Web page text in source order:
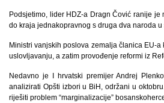
Podsjetimo, lider HDZ-a Dragn Čović ranije
do kraja jednakopravnog s druga dva naroda
Ministri vanjskih poslova zemalja članica EU-
uslovljavanju, a zatim provođenje reformi iz
Nedavno je I hrvatski premijer Andrej
analizirati Opšti izbori u BiH, održani u
riješiti problem “marginalizacije”